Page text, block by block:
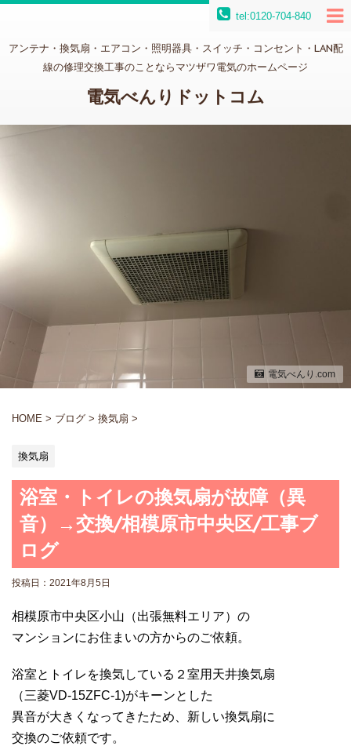
tel:0120-704-840
アンテナ・換気扇・エアコン・照明器具・スイッチ・コンセント・LAN配
線の修理交換工事のことならマツザワ電気のホームページ
電気べんりドットコム
電気べんり.com
HOME > ブログ > 換気扇 >
換気扇
浴室・トイレの換気扇が故障（異
音）→交換/相模原市中央区/工事ブ
ログ
投稿日： 2021年8月5日
相模原市中央区小山（出張無料エリア）の
マンションにお住まいの方からのご依頼。
浴室とトイレを換気している２室用天井換気扇
（三菱VD-15ZFC-1)がキーンとした
異音が大きくなってきたため、新しい換気扇に
交換のご依頼です。